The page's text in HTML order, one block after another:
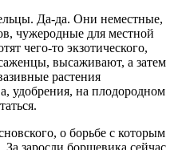
Да-да. Они неместные,
чужеродные для местной
чего-то экзотического,
высаживают, а затем
растения
удобрения, на плодородном
о борьбе с которым
заросли борщевика сейчас